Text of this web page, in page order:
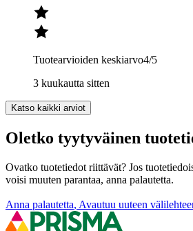
Tuotearvioiden keskiarvo4/5
3 kuukautta sitten
Katso kaikki arviot
Oletko tyytyväinen
Ovatko tuotetiedot riittävät? Jos
voisi muuten parantaa, anna palautetta.
Anna palautetta, Avautuu uuteen